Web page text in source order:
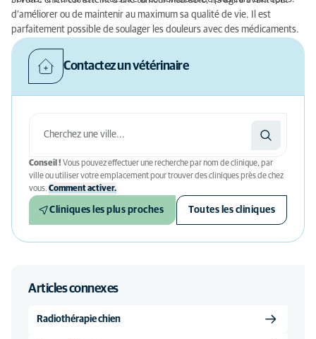
d’améliorer ou de maintenir au maximum sa qualité de vie. Il est
parfaitement possible de soulager les douleurs avec des médicaments.
Contactez un vétérinaire
Conseil ! Vous pouvez effectuer une recherche par nom de clinique, par
ville ou utiliser votre emplacement pour trouver des cliniques près de chez
vous. Comment activer.
Cliniques les plus proches Toutes les cliniques
Articles connexes
Radiothérapie chien